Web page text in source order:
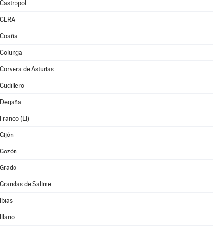
Castropol
CERA
Coaña
Colunga
Corvera de Asturias
Cudillero
Degaña
Franco (El)
Gijón
Gozón
Grado
Grandas de Salime
Ibias
Illano